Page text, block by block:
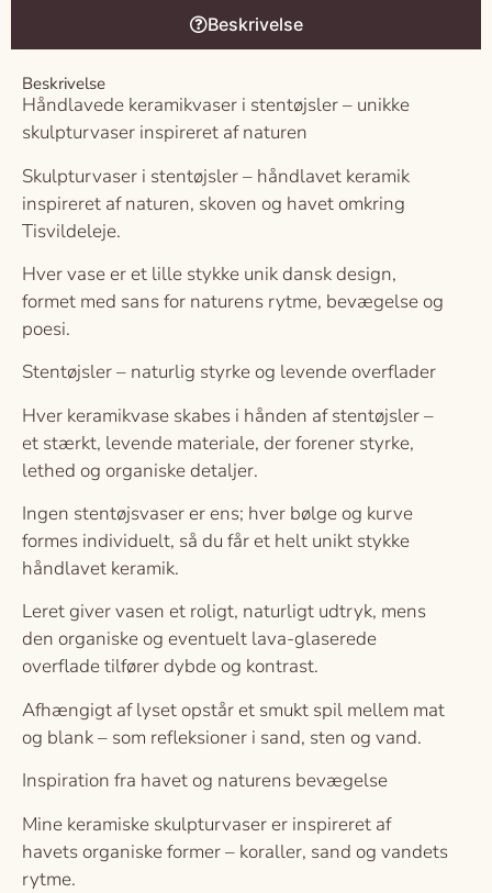
Beskrivelse
Beskrivelse
Håndlavede keramikvaser i stentøjsler – unikke
skulpturvaser inspireret af naturen
Skulpturvaser i stentøjsler – håndlavet keramik
inspireret af naturen, skoven og havet omkring
Tisvildeleje.
Hver vase er et lille stykke unik dansk design,
formet med sans for naturens rytme, bevægelse og
poesi.
Stentøjsler – naturlig styrke og levende overflader
Hver keramikvase skabes i hånden af stentøjsler –
et stærkt, levende materiale, der forener styrke,
lethed og organiske detaljer.
Ingen stentøjsvaser er ens; hver bølge og kurve
formes individuelt, så du får et helt unikt stykke
håndlavet keramik.
Leret giver vasen et roligt, naturligt udtryk, mens
den organiske og eventuelt lava-glaserede
overflade tilfører dybde og kontrast.
Afhængigt af lyset opstår et smukt spil mellem mat
og blank – som refleksioner i sand, sten og vand.
Inspiration fra havet og naturens bevægelse
Mine keramiske skulpturvaser er inspireret af
havets organiske former – koraller, sand og vandets
rytme.